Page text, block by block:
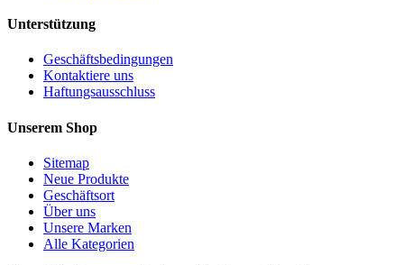
Unterstützung
Geschäftsbedingungen
Kontaktiere uns
Haftungsausschluss
Unserem Shop
Sitemap
Neue Produkte
Geschäftsort
Über uns
Unsere Marken
Alle Kategorien